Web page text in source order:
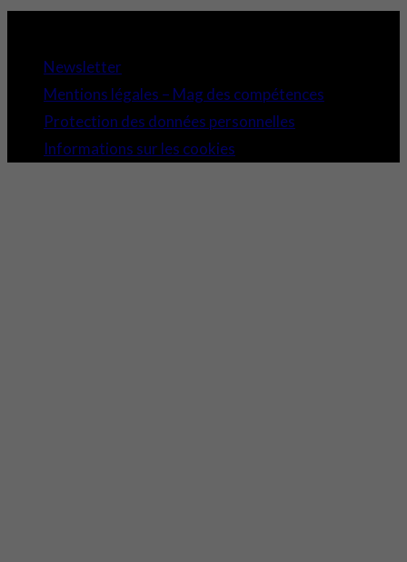
Newsletter
Mentions légales – Mag des compétences
Protection des données personnelles
Informations sur les cookies